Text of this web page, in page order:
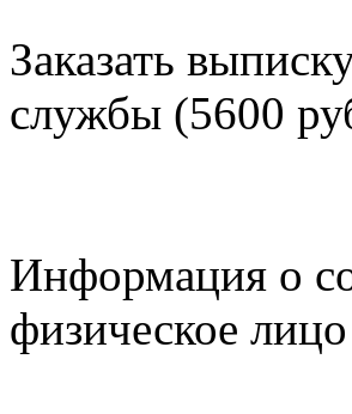
Заказать
службы (5600
Информация о
физическое